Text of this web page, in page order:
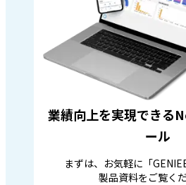
業績向上を実現できる
ール
まずは、お気軽に「
製品資料をご覧くだ